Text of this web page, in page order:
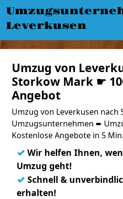
Leverkusen
Umzug von
Storkow Mark ☛
Angebot
Umzug von Leverkusen nach
Umzugsunternehmen ➨
Kostenlose Angebote in 5 Min.
✓ Wir helfen Ihnen,
Umzug geht!
✓ Schnell &
erhalten!